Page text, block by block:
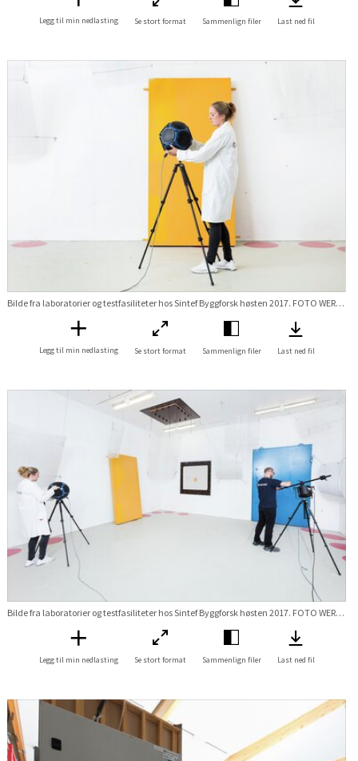
Legg til min nedlasting Se stort format Sammenlign filer Last ned fil
Bilde fra laboratorier og testfasiliteter hos Sintef Byggforsk høsten 2017. FOTO WERNER JUVIK Stikkord Lab labratorie Lyd test prøving Forskningsveien 3B
Legg til min nedlasting Se stort format Sammenlign filer Last ned fil
Bilde fra laboratorier og testfasiliteter hos Sintef Byggforsk høsten 2017. FOTO WERNER JUVIK Stikkord Lab labratorie Lyd test prøving Forskningsveien 3B
Legg til min nedlasting Se stort format Sammenlign filer Last ned fil